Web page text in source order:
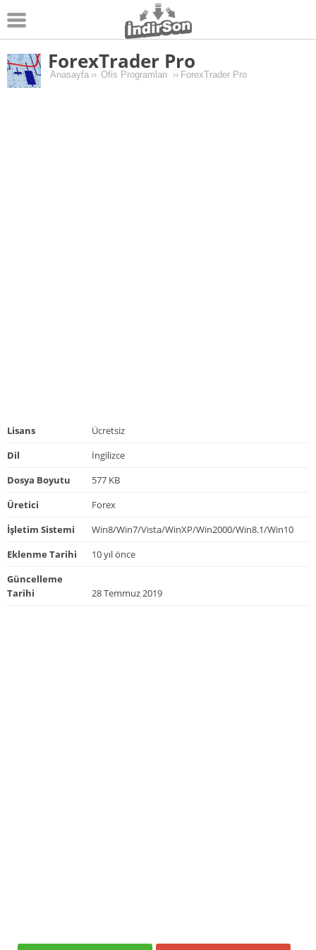
Android
Pc Oyunları
ForexTrader Pro
Anasayfa ›› Ofis Programları ›› ForexTrader Pro
Lisans
Ücretsiz
Dil
İngilizce
Dosya Boyutu
577 KB
Üretici
Forex
İşletim Sistemi
Win8/Win7/Vista/WinXP/Win2000/Win8.1/Win10
Eklenme Tarihi
10 yıl önce
Güncelleme
Tarihi
28 Temmuz 2019